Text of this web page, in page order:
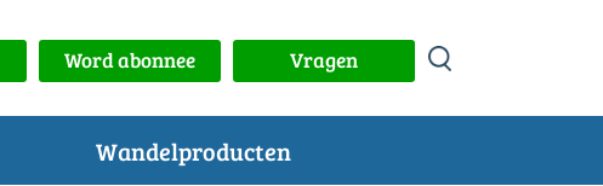
Word abonnee Vragen
Wandelproducten